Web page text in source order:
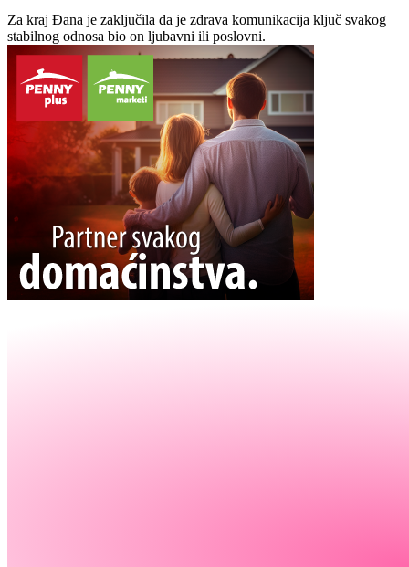
Za kraj Đana je zaključila da je zdrava komunikacija ključ svakog
stabilnog odnosa bio on ljubavni ili poslovni.